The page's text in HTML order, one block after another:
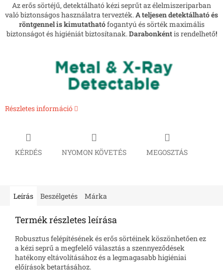
Az erős sörtéjű, detektálható kézi seprűt az élelmiszeriparban
való biztonságos használatra tervezték.A teljesen detektálható és
röntgennel is kimutathatófogantyú és sörték maximális
biztonságot és higiéniát biztosítanak.Darabonkéntis rendelhető!
Részletes információ
KÉRDÉS NYOMON KÖVETÉS MEGOSZTÁS
Leírás Beszélgetés Márka
Termék részletes leírása
Robusztus felépítésének és erős sörtéinek köszönhetően ez
a kézi seprű a megfelelő választás a szennyeződések
hatékony eltávolításához és a legmagasabb higiéniai
előírások betartásához.